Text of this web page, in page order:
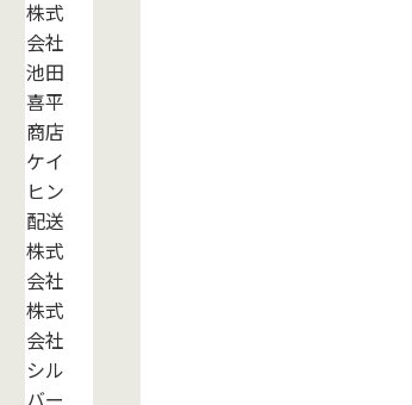
株式
会社
池田
喜平
商店
ケイ
ヒン
配送
株式
会社
株式
会社
シル
バー